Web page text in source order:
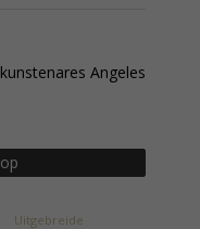
Angeles
Uitgebreide